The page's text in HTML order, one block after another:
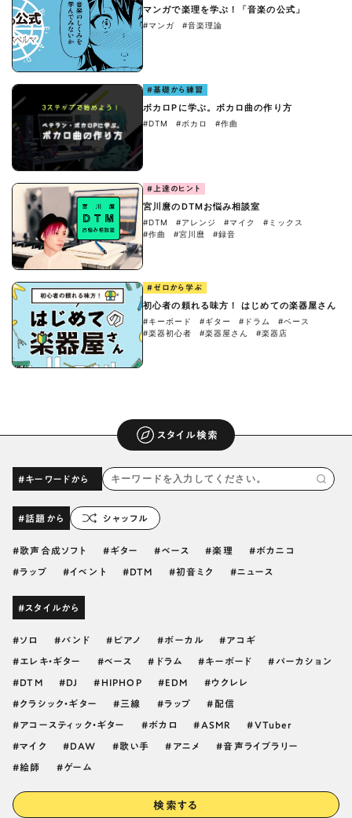
マンガで楽理を学ぶ！「音楽の公式」
#マンガ #音楽理論
#基礎から練習
ボカロPに学ぶ。ボカロ曲の作り方
#DTM #ボカロ #作曲
#上達のヒント
宮川麿のDTMお悩み相談室
#DTM #アレンジ #マイク
#ミックス
#作曲
#宮川麿 #録音
#ゼロから学ぶ
初心者の頼れる味方！ はじめての楽器屋さん
#キーボード #ギター #ドラム
#ベース
#楽器初心者
#楽器屋さん #楽器店
スタイル検索
#キーワードから
#話題から シャッフル
歌声合成ソフト ギター ベース 楽理 ボカニコ
ラップ イベント DTM 初音ミク ニュース
#スタイルから
ソロ バンド ピアノ ボーカル アコギ
エレキ・ギター ベース ドラム キーボード パーカション
DTM DJ HIPHOP EDM ウクレレ
クラシック・ギター 三線 ラップ 配信
アコースティック・ギター ボカロ ASMR VTuber
マイク DAW 歌い手 アニメ 音声ライブラリー
絵師 ゲーム
検索する